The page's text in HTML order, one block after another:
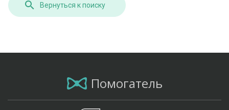
Вернуться к поиску
Помогатель